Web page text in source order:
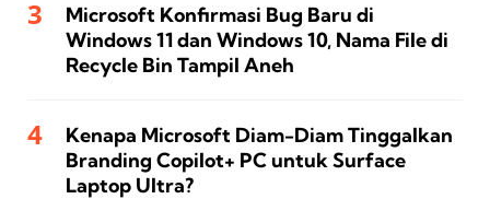
Microsoft Konfirmasi Bug Baru di
Windows 11 dan Windows 10, Nama File di
Recycle Bin Tampil Aneh
Kenapa Microsoft Diam-Diam Tinggalkan
Branding Copilot+ PC untuk Surface
Laptop Ultra?